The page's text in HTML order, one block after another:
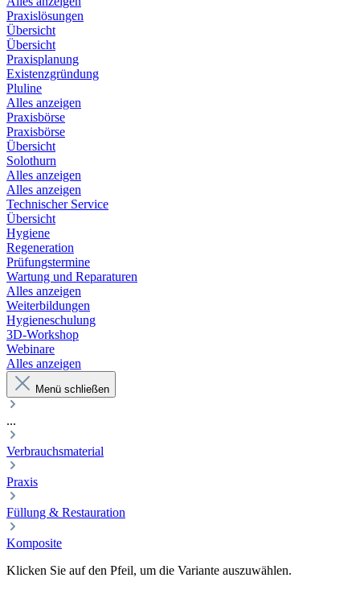
Praxislösungen
Übersicht
Übersicht
Praxisplanung
Existenzgründung
Pluline
Alles anzeigen
Praxisbörse
Praxisbörse
Übersicht
Solothurn
Alles anzeigen
Alles anzeigen
Technischer Service
Übersicht
Hygiene
Regeneration
Prüfungstermine
Wartung und Reparaturen
Alles anzeigen
Weiterbildungen
Hygieneschulung
3D-Workshop
Webinare
Alles anzeigen
Menü schließen
...
Verbrauchsmaterial
Praxis
Füllung & Restauration
Komposite
Klicken Sie auf den Pfeil, um die Variante auszuwählen.